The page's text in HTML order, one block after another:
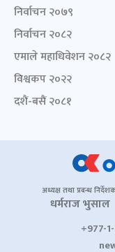
निर्वाचन २०७९
निर्वाचन २०८२
एमाले महाधिवेशन २०८२
विश्वकप २०२२
दशैं-बसैं २०८१
अध्यक्ष तथा प्रबन्ध
धर्मराज भुसाल
+977-